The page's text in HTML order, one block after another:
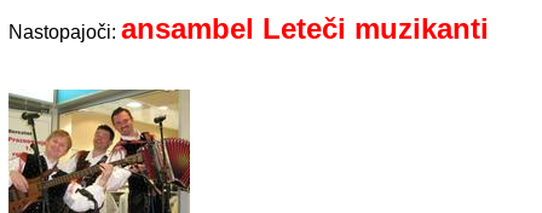
Nastopajoči: ansambel Leteči muzikanti